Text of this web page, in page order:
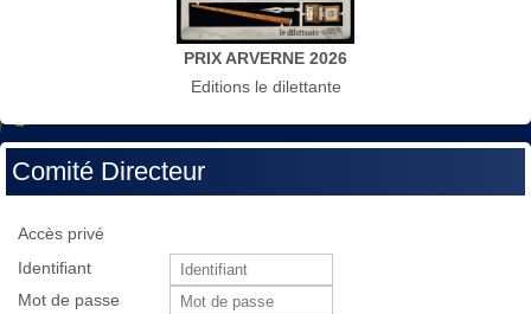
PRIX ARVERNE 2026
Editions le dilettante
Comité Directeur
Accès privé
Identifiant
Mot de passe